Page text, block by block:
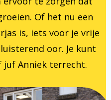
Of het nu een
is, iets voor je vrije
oor. Je kunt
Anniek terrecht.